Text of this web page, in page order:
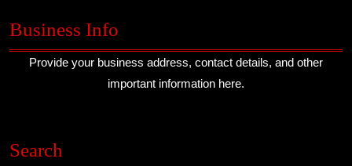
Business Info
Provide your business address, contact details, and other
important information here.
Search